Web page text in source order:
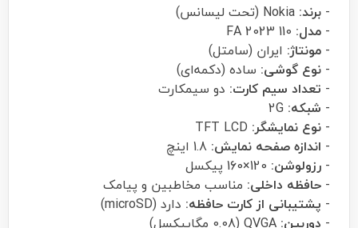
- برند:
- مدل:
- مونتاژ: ایران (سامتل)
- نوع گوشی: ساده (دکمه‌ای)
- تعداد سیم کارت: دو سیمکارت
- شبکه:
- نوع نمایشگر:
- اندازه صفحه نمایش:
- رزولوشن:
- حافظه داخلی: مناسب مخاطبین و پیامک
- پشتیبانی از کارت حافظه: دارد (microSD)